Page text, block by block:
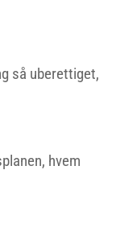
så uberettiget,
hvem